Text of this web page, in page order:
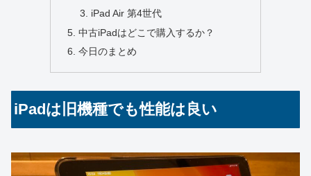
iPad Air 第4世代
中古iPadはどこで購入するか？
今日のまとめ
iPadは旧機種でも性能は良い